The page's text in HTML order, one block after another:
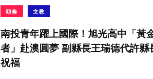
頭條 文教
南投青年躍上國際！旭光高中「黃
者」赴澳圓夢 副縣長王瑞德代許縣
祝福